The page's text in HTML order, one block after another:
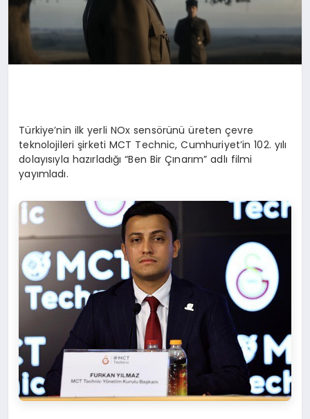
Türkiye’nin ilk yerli NOx sensörünü üreten çevre
teknolojileri şirketi MCT Technic, Cumhuriyet’in 102. yılı
dolayısıyla hazırladığı “Ben Bir Çınarım” adlı filmi
yayımladı.